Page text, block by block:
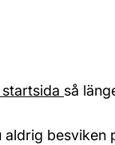
så
besviken